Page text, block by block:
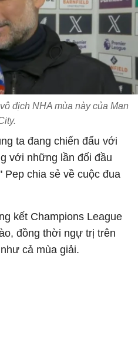
địch NHA mùa này của Man
ta đang chiến đấu với
với những lần đối đầu
Pep chia sẻ về cuộc đua
kết Champions League
đồng thời ngự trị trên
cả mùa giải.